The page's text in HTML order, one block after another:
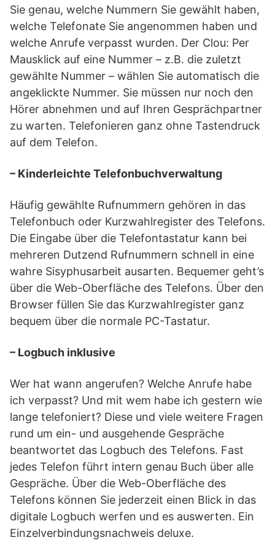
Sie genau, welche Nummern Sie gewählt haben,
welche Telefonate Sie angenommen haben und
welche Anrufe verpasst wurden. Der Clou: Per
Mausklick auf eine Nummer – z.B. die zuletzt
gewählte Nummer – wählen Sie automatisch die
angeklickte Nummer. Sie müssen nur noch den
Hörer abnehmen und auf Ihren Gesprächpartner
zu warten. Telefonieren ganz ohne Tastendruck
auf dem Telefon.
– Kinderleichte Telefonbuchverwaltung
Häufig gewählte Rufnummern gehören in das
Telefonbuch oder Kurzwahlregister des Telefons.
Die Eingabe über die Telefontastatur kann bei
mehreren Dutzend Rufnummern schnell in eine
wahre Sisyphusarbeit ausarten. Bequemer geht’s
über die Web-Oberfläche des Telefons. Über den
Browser füllen Sie das Kurzwahlregister ganz
bequem über die normale PC-Tastatur.
– Logbuch inklusive
Wer hat wann angerufen? Welche Anrufe habe
ich verpasst? Und mit wem habe ich gestern wie
lange telefoniert? Diese und viele weitere Fragen
rund um ein- und ausgehende Gespräche
beantwortet das Logbuch des Telefons. Fast
jedes Telefon führt intern genau Buch über alle
Gespräche. Über die Web-Oberfläche des
Telefons können Sie jederzeit einen Blick in das
digitale Logbuch werfen und es auswerten. Ein
Einzelverbindungsnachweis deluxe.